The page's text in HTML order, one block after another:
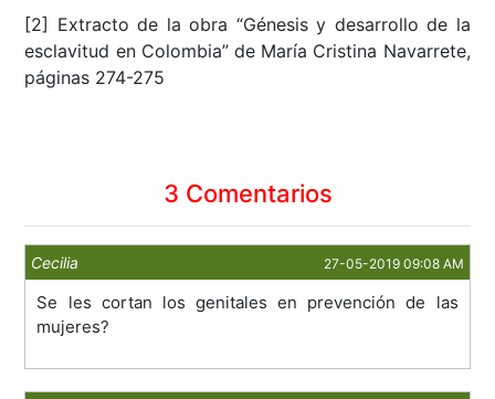
[2] Extracto de la obra “Génesis y desarrollo de la
esclavitud en Colombia” de María Cristina Navarrete,
páginas 274-275
3 Comentarios
Cecilia 27-05-2019 09:08 AM
Se les cortan los genitales en prevención de las
mujeres?